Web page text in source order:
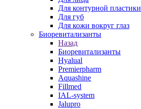
Для контурной пластики
Для губ
Для кожи вокруг глаз
Биоревитализанты
Назад
Биоревитализанты
Hyalual
Premierpharm
Aquashine
Fillmed
IAL-system
Jalupro